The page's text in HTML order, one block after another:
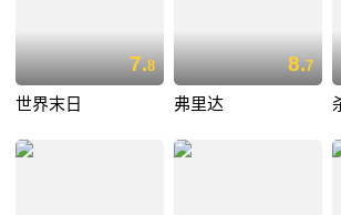
7.8
世界末日
8.7
弗里达